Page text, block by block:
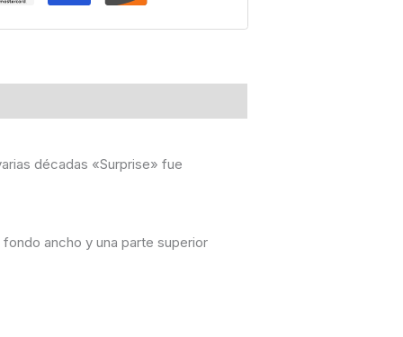
décadas «Surprise» fue
ancho y una parte superior